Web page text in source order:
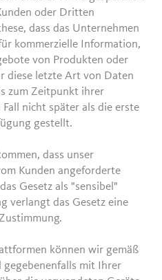
oder Dritten
dass das Unternehmen
kommerzielle Information,
von Produkten oder
diese letzte Art von Daten
zum Zeitpunkt ihrer
nicht später als die erste
gestellt.
dass unser
Kunden angeforderte
Gesetz als "sensibel"
verlangt das Gesetz eine
können wir gemäß
gegebenenfalls mit Ihrer